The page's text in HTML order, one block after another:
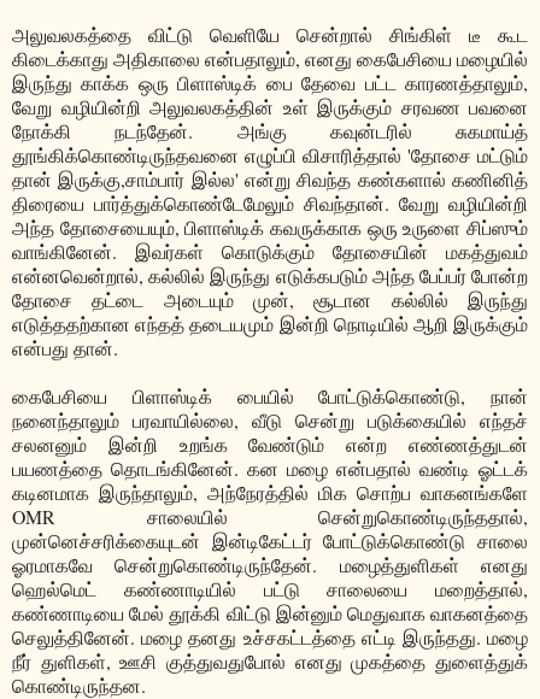
அலுவலகத்தை விட்டு வெளியே சென்றால் சிங்கிள் டீ கூட
கிடைக்காது அதிகாலை என்பதாலும், எனது கைபேசியை மழையில்
இருந்து காக்க ஒரு பிளாஸ்டிக் பை தேவை பட்ட காரணத்தாலும்,
வேறு வழியின்றி அலுவலகத்தின் உள் இருக்கும் சரவண பவனை
நோக்கி நடந்தேன். அங்கு கவுன்டரில் சுகமாய்த்
தூங்கிக்கொண்டிருந்தவனை எழுப்பி விசாரித்தால் 'தோசை மட்டும்
தான் இருக்கு,சாம்பார் இல்ல' என்று சிவந்த கண்களால் கணினித்
திரையை பார்த்துக்கொண்டேமேலும் சிவந்தான். வேறு வழியின்றி
அந்த தோசையையும், பிளாஸ்டிக் கவருக்காக ஒரு உருளை சிப்ஸும்
வாங்கினேன். இவர்கள் கொடுக்கும் தோசையின் மகத்துவம்
என்னவென்றால், கல்லில் இருந்து எடுக்கபடும் அந்த பேப்பர் போன்ற
தோசை தட்டை அடையும் முன், சூடான கல்லில் இருந்து
எடுத்ததற்கான எந்தத் தடையமும் இன்றி நொடியில் ஆறி இருக்கும்
என்பது தான்.
கைபேசியை பிளாஸ்டிக் பையில் போட்டுக்கொண்டு, நான்
நனைந்தாலும் பரவாயில்லை, வீடு சென்று படுக்கையில் எந்தச்
சலனனும் இன்றி உறங்க வேண்டும் என்ற எண்ணத்துடன்
பயணத்தை தொடங்கினேன். கன மழை என்பதால் வண்டி ஓட்டக்
கடினமாக இருந்தாலும், அந்நேரத்தில் மிக சொற்ப வாகனங்களே
OMR சாலையில் சென்றுகொண்டிருந்ததால்,
முன்னெச்சரிக்கையுடன் இன்டிகேட்டர் போட்டுக்கொண்டு சாலை
ஓரமாகவே சென்றுகொண்டிருந்தேன். மழைத்துளிகள் எனது
ஹெல்மெட் கண்ணாடியில் பட்டு சாலையை மறைத்தால்,
கண்ணாடியை மேல் தூக்கி விட்டு இன்னும் மெதுவாக வாகனத்தை
செலுத்தினேன். மழை தனது உச்சகட்டத்தை எட்டி இருந்தது. மழை
நீர் துளிகள், ஊசி குத்துவதுபோல் எனது முகத்தை துளைத்துக்
கொண்டிருந்தன.